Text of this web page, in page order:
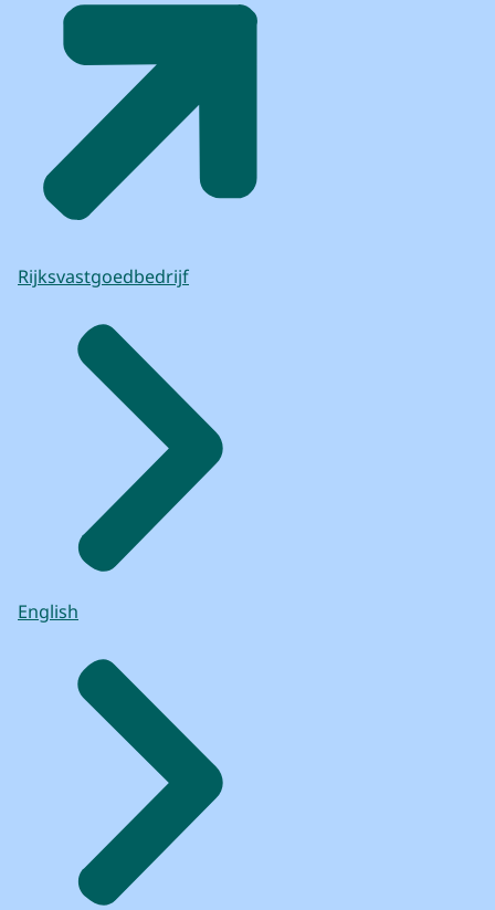
Rijksvastgoedbedrijf
English